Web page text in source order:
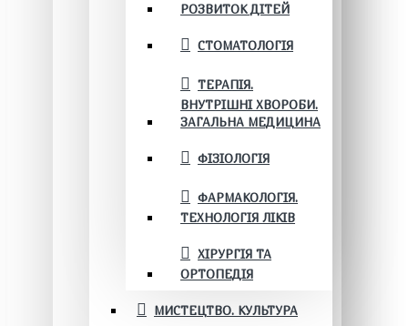
РОЗВИТОК ДІТЕЙ
СТОМАТОЛОГІЯ
ТЕРАПІЯ.
ВНУТРІШНІ ХВОРОБИ.
ЗАГАЛЬНА МЕДИЦИНА
ФІЗІОЛОГІЯ
ФАРМАКОЛОГІЯ.
ТЕХНОЛОГІЯ ЛІКІВ
ХІРУРГІЯ ТА
ОРТОПЕДІЯ
МИСТЕЦТВО. КУЛЬТУРА